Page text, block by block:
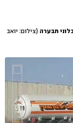
תבערה (צילום: יואב